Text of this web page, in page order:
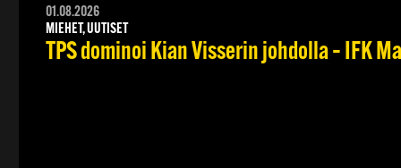
01.08.2026
MIEHET, UUTISET
TPS dominoi Kian Visserin johdolla – IFK